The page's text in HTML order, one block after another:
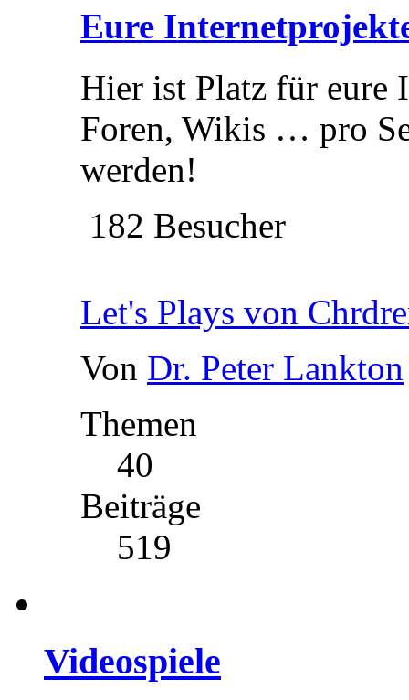
Eure
Hier ist Platz für eure
Foren, Wikis … pro
werden!
182 Besucher
Let's Plays von
Von Dr. Peter Lankton
Themen
40
Beiträge
519
Videospiele